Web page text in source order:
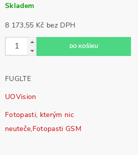
Skladem
8 173,55 Kč bez DPH
FUGLTE
UOVision
Fotopasti, kterým nic
neuteče,Fotopasti GSM